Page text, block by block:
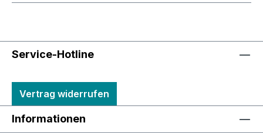
Service-Hotline
Vertrag widerrufen
Informationen